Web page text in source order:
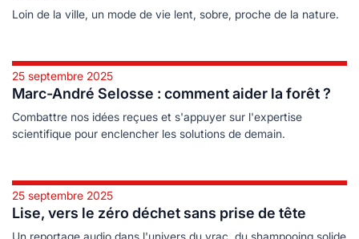
Loin de la ville, un mode de vie lent, sobre, proche de la nature.
25 septembre 2025
Marc-André Selosse : comment aider la forêt ?
Combattre nos idées reçues et s'appuyer sur l'expertise
scientifique pour enclencher les solutions de demain.
25 septembre 2025
Lise, vers le zéro déchet sans prise de tête
Un reportage audio dans l'univers du vrac, du shampooing solide